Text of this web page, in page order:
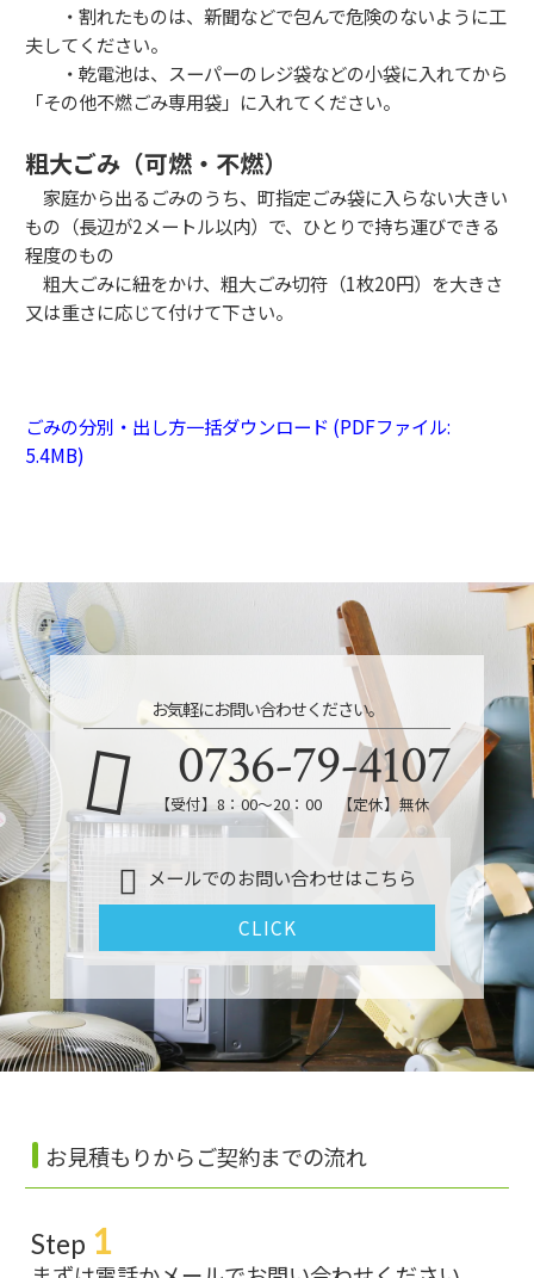
・割れたものは、新聞などで包んで危険のないように工
夫してください。
・乾電池は、スーパーのレジ袋などの小袋に入れてから
「その他不燃ごみ専用袋」に入れてください。
粗大ごみ（可燃・不燃）
家庭から出るごみのうち、町指定ごみ袋に入らない大きい
もの（長辺が2メートル以内）で、ひとりで持ち運びできる
程度のもの
粗大ごみに紐をかけ、粗大ごみ切符（1枚20円）を大きさ
又は重さに応じて付けて下さい。
ごみの分別・出し方一括ダウンロード (PDFファイル:
5.4MB)
お気軽にお問い合わせください。
0736-79-4107
【受付】8：00～20：00 【定休】無休
メールでのお問い合わせはこちら
CLICK
お見積もりからご契約までの流れ
Step 1